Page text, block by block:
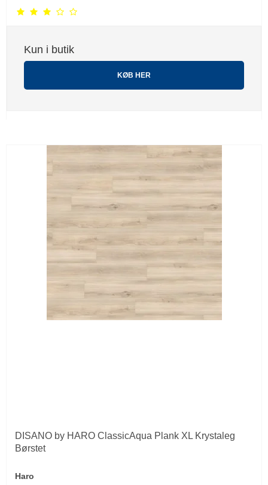
Kun i butik
KØB HER
DISANO by HARO ClassicAqua Plank XL Krystaleg
Børstet
Haro